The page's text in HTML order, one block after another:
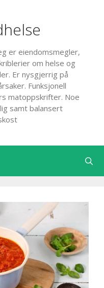
er eiendomsmegler,
om helse og
Er nysgjerrig på
Funksjonell
matoppskrifter. Noe
samt balansert